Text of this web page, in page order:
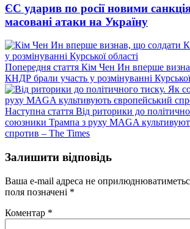
ЄС ударив по росії новими
масовані атаки на Україну
Попередня стаття Попередній
запис:
Кім Чен Ин вперше
КНДР брали участь у розмінуванні Курської
Наступна стаття Наступний
запис:
Від риторики до
союзники Трампа з руху MAGA
спротив – The Times
Залишити відповідь
Ваша e-mail адреса не
поля позначені *
Коментар *